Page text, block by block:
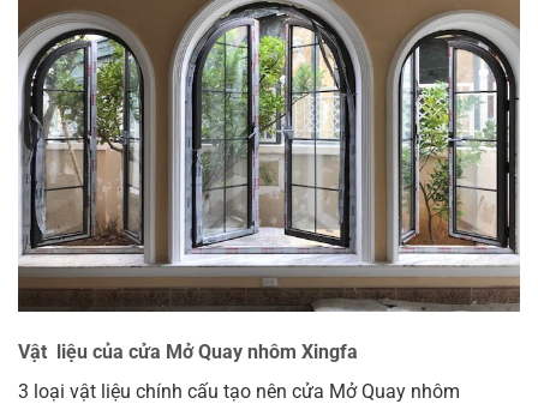
Vật liệu của cửa Mở Quay nhôm Xingfa
3 loại vật liệu chính cấu tạo nên cửa Mở Quay nhôm